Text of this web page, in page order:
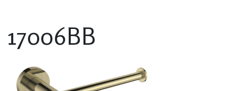
17006BB